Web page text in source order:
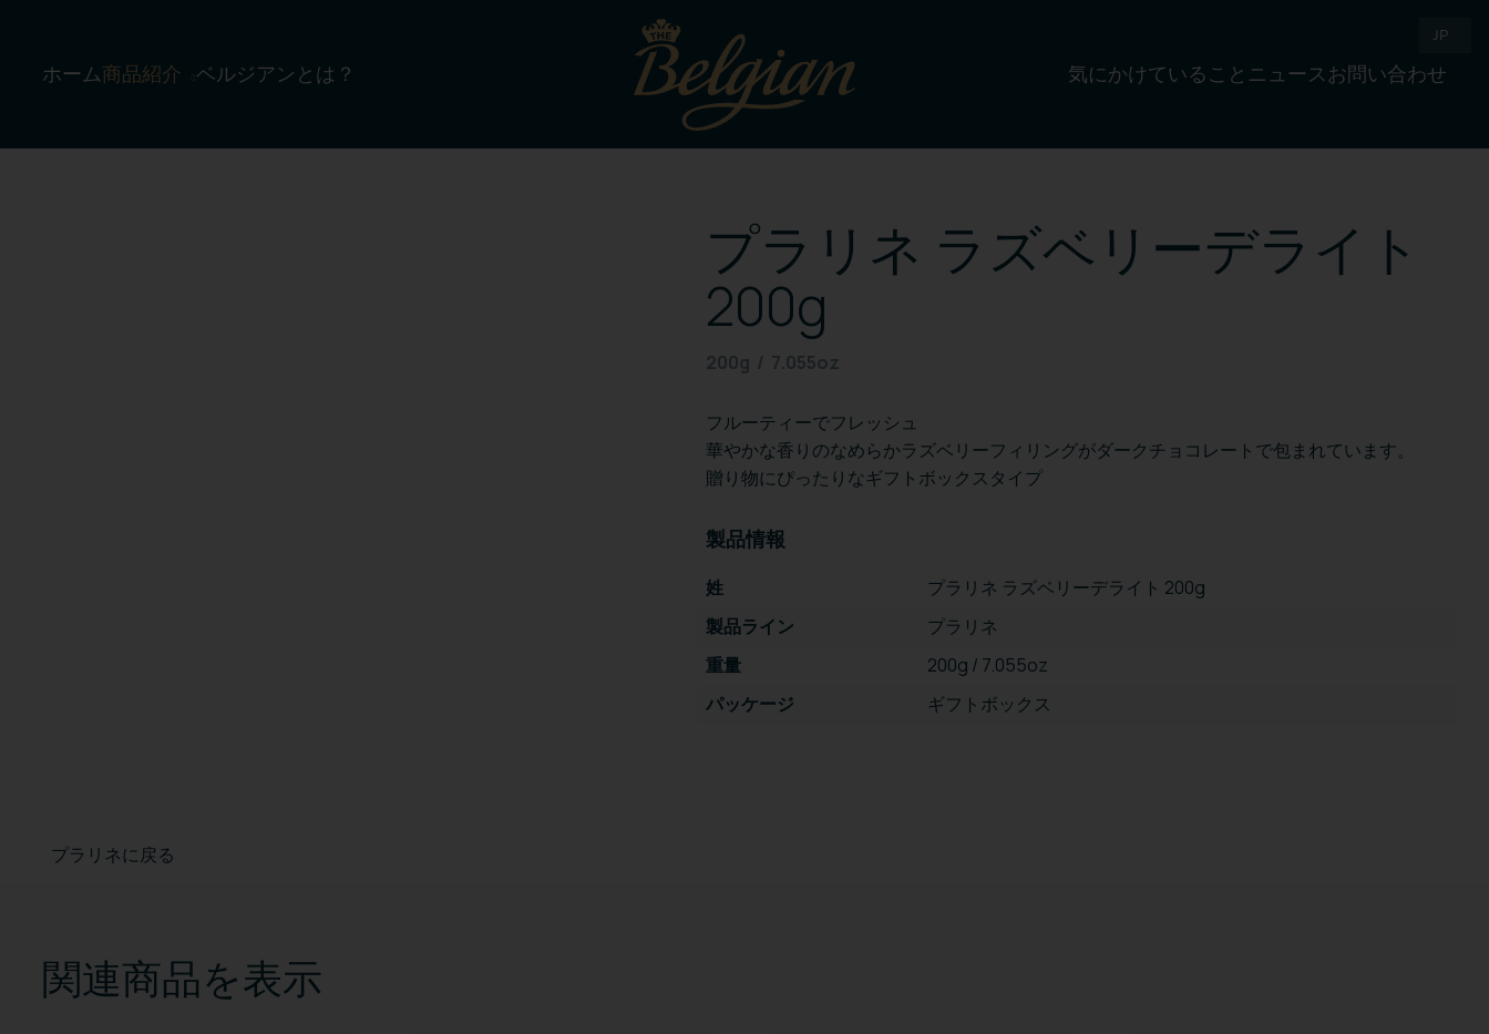
JP
ホーム商品紹介 ベルジアンとは？ 気にかけていること ニュースお問い合わせ
プラリネ ラズベリーデライト
200g
200g / 7.055oz
フルーティーでフレッシュ
華やかな香りのなめらかラズベリーフィリングがダークチョコレートで包まれています。
贈り物にぴったりなギフトボックスタイプ
製品情報
姓
プラリネ ラズベリーデライト 200g
製品ライン
プラリネ
重量
200g / 7.055oz
パッケージ
ギフトボックス
プラリネに戻る
関連商品を表示